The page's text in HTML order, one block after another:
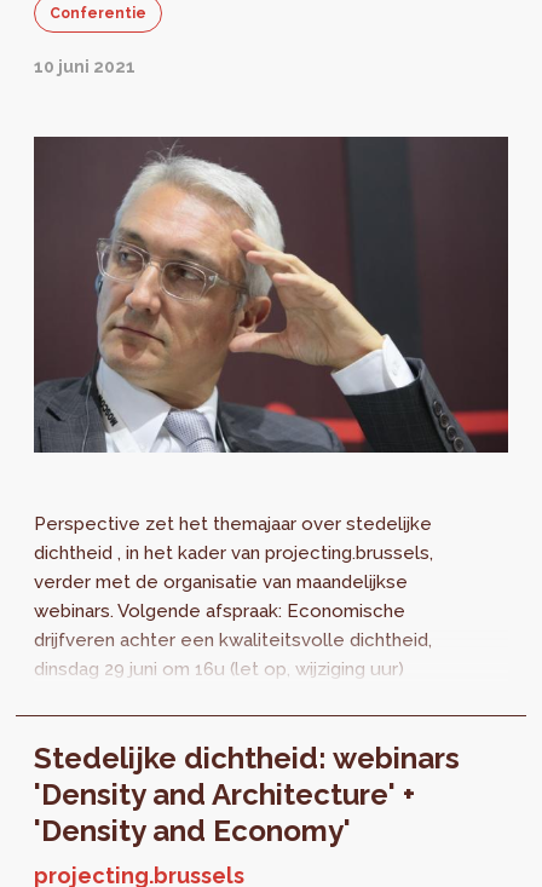
Conferentie
10 juni 2021
Perspective zet het themajaar over stedelijke
dichtheid , in het kader van projecting.brussels,
verder met de organisatie van maandelijkse
webinars. Volgende afspraak: Economische
drijfveren achter een kwaliteitsvolle dichtheid,
dinsdag 29 juni om 16u (let op, wijziging uur)
Stedelijke dichtheid: webinars
'Density and Architecture' +
'Density and Economy'
projecting.brussels